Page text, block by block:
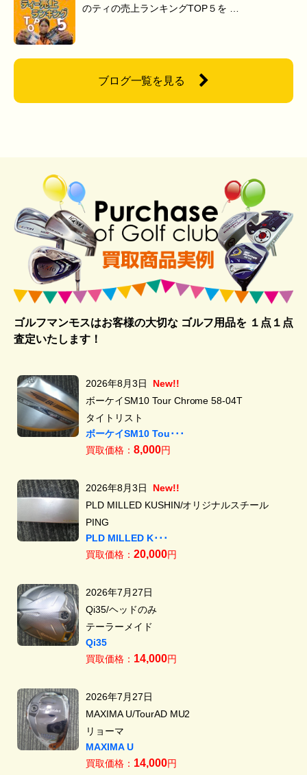
のティの売上ランキングTOP５を …
ブログ一覧を見る
ゴルフマンモスはお客様の大切な ゴルフ用品を１点１点
査定いたします！
2026年8月3日
New!!
ボーケイSM10 Tour Chrome 58-04T
タイトリスト
ボーケイSM10 Tou･･･
買取価格： 8,000円
2026年8月3日
New!!
PLD MILLED KUSHIN/オリジナルスチール
PING
PLD MILLED K･･･
買取価格： 20,000円
2026年7月27日
Qi35/ヘッドのみ
テーラーメイド
Qi35
買取価格： 14,000円
2026年7月27日
MAXIMA U/TourAD MU2
リョーマ
MAXIMA U
買取価格： 14,000円